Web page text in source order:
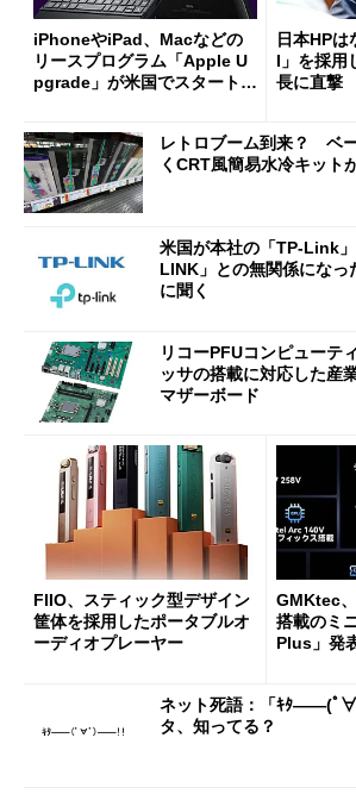
iPhoneやiPad、Macなどの
リースプログラム「Apple U
pgrade」が米国でスタート／
ut」が明...
日本HP
I」を採
長に直撃
レトロブーム到来？ ベ
くCRT風簡易水冷キット
米国が本社の「TP-Link
LINK」との無関係にな
に聞く
リコーPFUコンピューテ
ッサの搭載に対応した産
マザーボード
FIIO、スティック型デザイン
筐体を採用したポータブルオ
ーディオプレーヤー
GMKtec
搭載のミ
Plus」発
ネット死語：「ｷﾀ――(ﾟ
タ、知ってる？